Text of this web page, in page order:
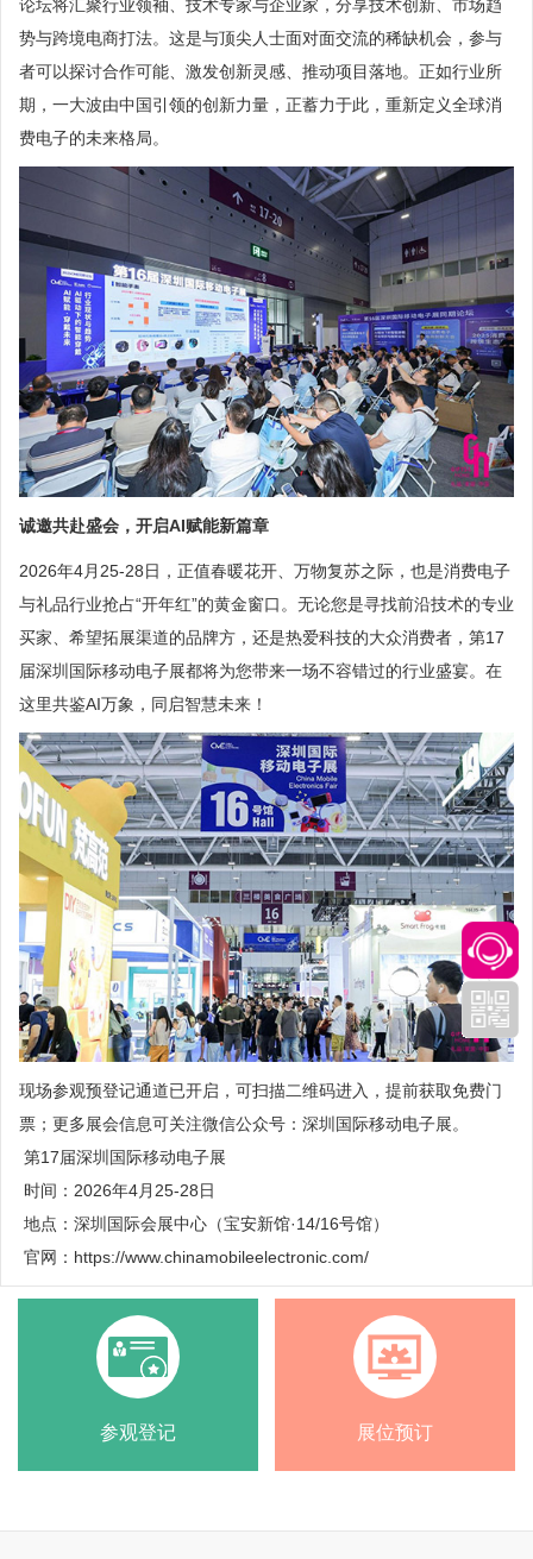
论坛将汇聚行业领袖、技术专家与企业家，分享技术创新、市场趋
势与跨境电商打法。这是与顶尖人士面对面交流的稀缺机会，参与
者可以探讨合作可能、激发创新灵感、推动项目落地。正如行业所
期，一大波由中国引领的创新力量，正蓄力于此，重新定义全球消
费电子的未来格局。
诚邀共赴盛会，开启AI赋能新篇章
2026年4月25-28日，正值春暖花开、万物复苏之际，也是消费电子
与礼品行业抢占“开年红”的黄金窗口。无论您是寻找前沿技术的专业
买家、希望拓展渠道的品牌方，还是热爱科技的大众消费者，第17
届深圳国际移动电子展都将为您带来一场不容错过的行业盛宴。在
这里共鉴AI万象，同启智慧未来！
现场参观预登记通道已开启，可扫描二维码进入，提前获取免费门
票；更多展会信息可关注微信公众号：深圳国际移动电子展。
第17届深圳国际移动电子展
时间：2026年4月25-28日
地点：深圳国际会展中心（宝安新馆·14/16号馆）
官网：https://www.chinamobileelectronic.com/
参观登记 展位预订